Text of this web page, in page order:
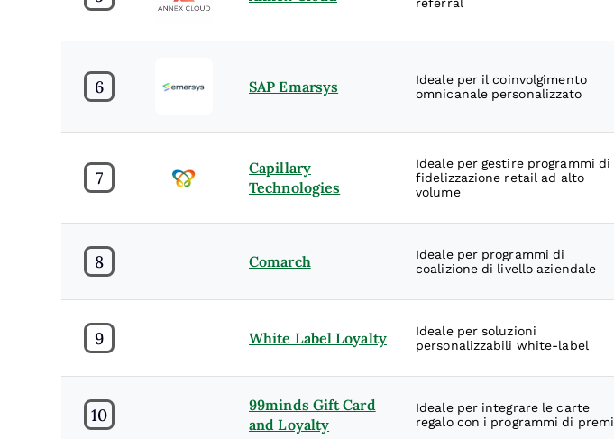
6 SAP Emarsys
Ideale per il coinvolgimento
omnicanale personalizzato
7
Capillary
Technologies
Ideale per gestire programmi di
fidelizzazione retail ad alto
volume
8 Comarch
Ideale per programmi di
coalizione di livello aziendale
9 White Label Loyalty
Ideale per soluzioni
personalizzabili white-label
10
99minds Gift Card
and Loyalty
Ideale per integrare le carte
regalo con i programmi di premi